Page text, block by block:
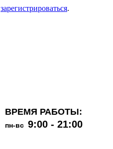
зарегистрироваться.
ВРЕМЯ РАБОТЫ:
пн-вс 9:00 - 21:00